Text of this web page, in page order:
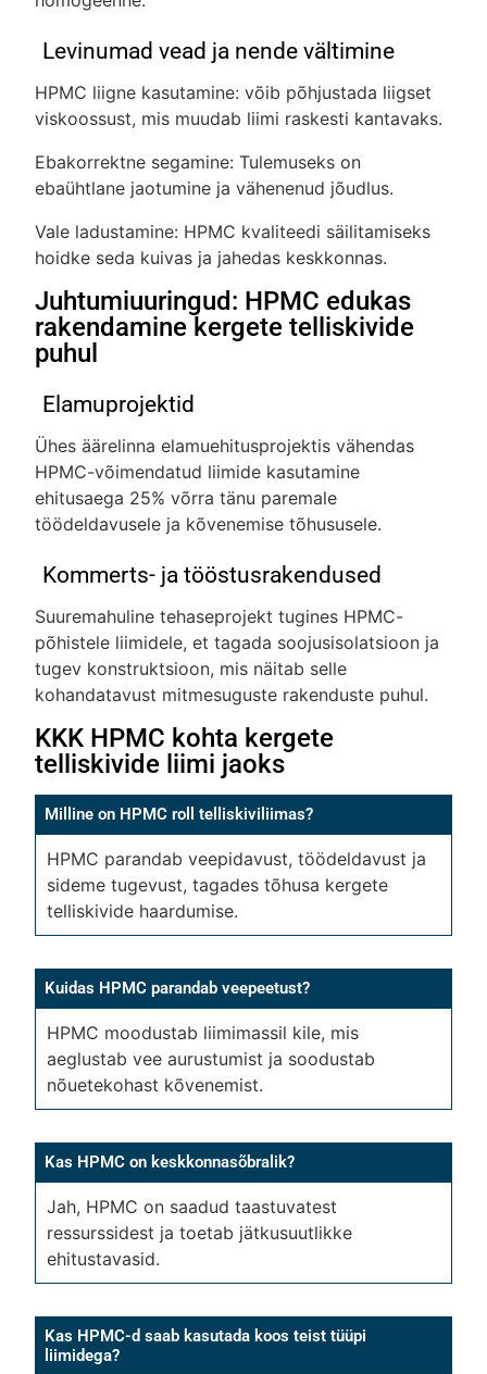
Levinumad vead ja nende vältimine
HPMC liigne kasutamine: võib põhjustada liigset
viskoossust, mis muudab liimi raskesti kantavaks.
Ebakorrektne segamine: Tulemuseks on
ebaühtlane jaotumine ja vähenenud jõudlus.
Vale ladustamine: HPMC kvaliteedi säilitamiseks
hoidke seda kuivas ja jahedas keskkonnas.
Juhtumiuuringud: HPMC edukas
rakendamine kergete telliskivide
puhul
Elamuprojektid
Ühes äärelinna elamuehitusprojektis vähendas
HPMC-võimendatud liimide kasutamine
ehitusaega 25% võrra tänu paremale
töödeldavusele ja kõvenemise tõhususele.
Kommerts- ja tööstusrakendused
Suuremahuline tehaseprojekt tugines HPMC-
põhistele liimidele, et tagada soojusisolatsioon ja
tugev konstruktsioon, mis näitab selle
kohandatavust mitmesuguste rakenduste puhul.
KKK HPMC kohta kergete
telliskivide liimi jaoks
Milline on HPMC roll telliskiviliimas?
HPMC parandab veepidavust, töödeldavust ja
sideme tugevust, tagades tõhusa kergete
telliskivide haardumise.
Kuidas HPMC parandab veepeetust?
HPMC moodustab liimimassil kile, mis
aeglustab vee aurustumist ja soodustab
nõuetekohast kõvenemist.
Kas HPMC on keskkonnasõbralik?
Jah, HPMC on saadud taastuvatest
ressurssidest ja toetab jätkusuutlikke
ehitustavasid.
Kas HPMC-d saab kasutada koos teist tüüpi
liimidega?